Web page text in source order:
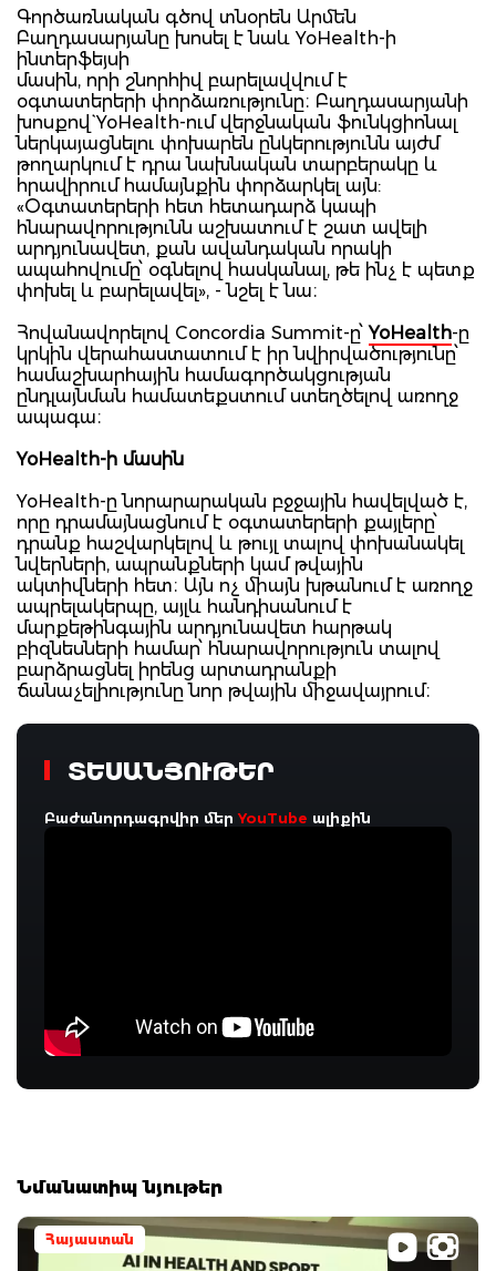
Գործառնական գծով տնօրեն Արմեն
Բաղդասարյանը խոսել է նաև YoHealth-ի
ինտերֆեյսի
մասին, որի շնորհիվ բարելավվում է
օգտատերերի փորձառությունը։ Բաղդասարյանի
խոսքով` YoHealth-ում վերջնական ֆունկցիոնալ
ներկայացնելու փոխարեն ընկերությունն այժմ
թողարկում է դրա նախնական տարբերակը և
հրավիրում համայնքին փորձարկել այն:
«Օգտատերերի հետ հետադարձ կապի
հնարավորությունն աշխատում է շատ ավելի
արդյունավետ, քան ավանդական որակի
ապահովումը՝ օգնելով հասկանալ, թե ինչ է պետք
փոխել և բարելավել», - նշել է նա։
Հովանավորելով Concordia Summit-ը՝YoHealth-ը
կրկին վերահաստատում է իր նվիրվածությունը՝
համաշխարհային համագործակցության
ընդլայնման համատեքստում ստեղծելով առողջ
ապագա։
YoHealth-ի մասին
YoHealth-ը նորարարական բջջային հավելված է,
որը դրամայնացնում է օգտատերերի քայլերը՝
դրանք հաշվարկելով և թույլ տալով փոխանակել
նվերների, ապրանքների կամ թվային
ակտիվների հետ։ Այն ոչ միայն խթանում է առողջ
ապրելակերպը, այլև հանդիսանում է
մարքեթինգային արդյունավետ հարթակ
բիզնեսների համար՝ հնարավորություն տալով
բարձրացնել իրենց արտադրանքի
ճանաչելիությունը նոր թվային միջավայրում։
ՏԵՍԱՆՅՈՒԹԵՐ
Բաժանորդագրվիր մերYouTube ալիքին
Նմանատիպ նյութեր
Հայաստան